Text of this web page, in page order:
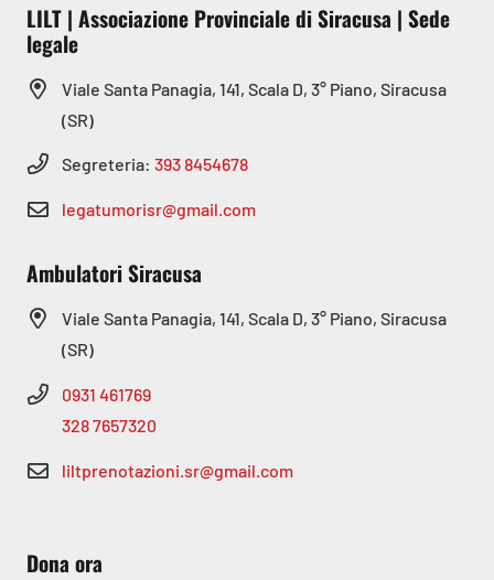
LILT | Associazione Provinciale di Siracusa | Sede
legale
Viale Santa Panagia, 141, Scala D, 3° Piano, Siracusa
(SR)
Segreteria: 393 8454678
legatumorisr@gmail.com
Ambulatori Siracusa
Viale Santa Panagia, 141, Scala D, 3° Piano, Siracusa
(SR)
0931 461769
328 7657320
liltprenotazioni.sr@gmail.com
Dona ora